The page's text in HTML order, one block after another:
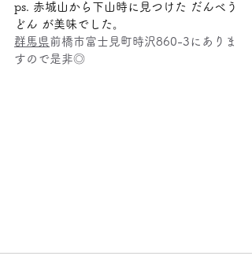
ps. 赤城山から下山時に見つけた だんべう
どん が美味でした。
群馬県前橋市富士見町時沢860-3にありま
すので是非◎